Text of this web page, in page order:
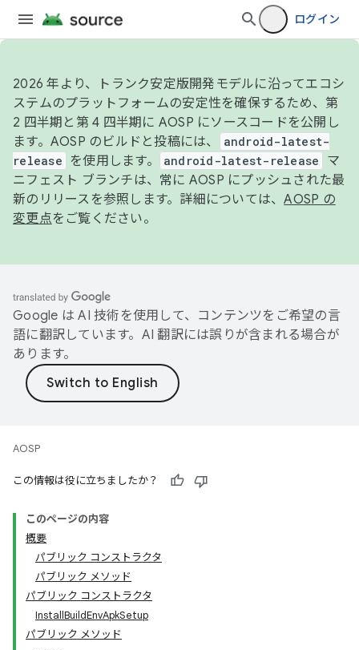
ログイン
2026 年より、トランク安定版開発モデルに沿ってエコシ
ステムのプラットフォームの安定性を確保するため、第
2 四半期と第 4 四半期に AOSP にソースコードを公開し
ます。AOSP のビルドと投稿には、
android-latest-
release
を使用します。 android-latest-release
マ
ニフェスト ブランチは、常に AOSP にプッシュされた最
新のリリースを参照します。詳細については、AOSP の
変更点をご覧ください。
Google は AI 技術を使用して、コンテンツをご希望の言
語に翻訳しています。AI 翻訳には誤りが含まれる場合が
あります。
AOSP
この情報は役に立ちましたか？
このページの内容
概要
パブリック コンストラクタ
パブリック メソッド
パブリック コンストラクタ
InstallBuildEnvApkSetup
パブリック メソッド